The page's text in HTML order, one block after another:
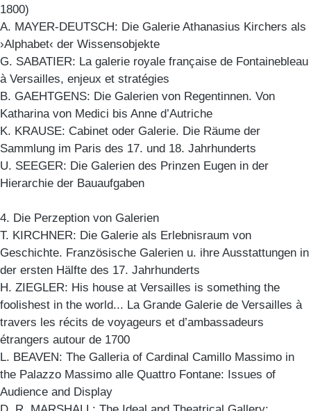
1800)
A. MAYER-DEUTSCH: Die Galerie Athanasius Kirchers als
›Alphabet‹ der Wissensobjekte
G. SABATIER: La galerie royale française de Fontainebleau
à Versailles, enjeux et stratégies
B. GAEHTGENS: Die Galerien von Regentinnen. Von
Katharina von Medici bis Anne d’Autriche
K. KRAUSE: Cabinet oder Galerie. Die Räume der
Sammlung im Paris des 17. und 18. Jahrhunderts
U. SEEGER: Die Galerien des Prinzen Eugen in der
Hierarchie der Bauaufgaben
4. Die Perzeption von Galerien
T. KIRCHNER: Die Galerie als Erlebnisraum von
Geschichte. Französische Galerien u. ihre Ausstattungen in
der ersten Hälfte des 17. Jahrhunderts
H. ZIEGLER: His house at Versailles is something the
foolishest in the world... La Grande Galerie de Versailles à
travers les récits de voyageurs et d’ambassadeurs
étrangers autour de 1700
L. BEAVEN: The Galleria of Cardinal Camillo Massimo in
the Palazzo Massimo alle Quattro Fontane: Issues of
Audience and Display